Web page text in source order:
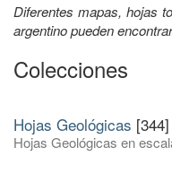
Diferentes mapas, hojas
argentino pueden
Colecciones
Hojas Geológicas [344]
Hojas Geológicas en